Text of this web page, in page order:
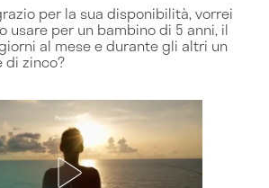
per la sua disponibilità, vorrei
usare per un bambino di 5 anni, il
al mese e durante gli altri un
di zinco?